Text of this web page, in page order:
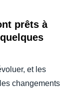
prêts à
et les
changements